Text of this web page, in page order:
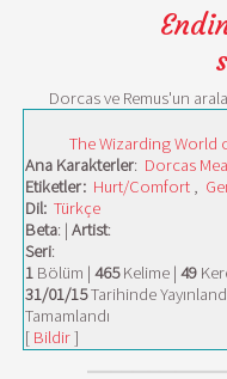
Dorcas ve Remus'un
The Wizarding World
Ana Karakterler: Dorcas
Etiketler: Hurt/Comfort ,
Dil: Türkçe
Beta: | Artist:
Seri:
1 Bölüm | 465Kelime | 49
31/01/15Tarihinde
Tamamlandı
[ Bildir]